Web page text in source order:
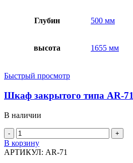
Глубин 500 мм
высота 1655 мм
Быстрый просмотр
Шкаф закрытого типа AR-71
В наличии
Количество
товара
Шкаф
В корзину
АРТИКУЛ: AR-71